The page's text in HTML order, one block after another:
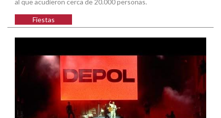
al que acudieron cerca de 20.000 personas.
Fiestas